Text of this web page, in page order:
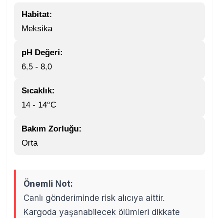
Habitat:
Meksika
pH Değeri:
6,5 - 8,0
Sıcaklık:
14 - 14°C
Bakım Zorluğu:
Orta
Önemli Not:
Canlı gönderiminde risk alıcıya aittir.
Kargoda yaşanabilecek ölümleri dikkate